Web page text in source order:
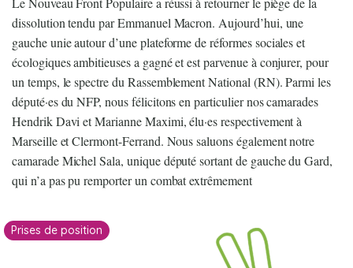
dissolution tendu par Emmanuel Macron. Aujourd’hui, une
gauche unie autour d’une plateforme de réformes sociales et
écologiques ambitieuses a gagné et est parvenue à conjurer, pour
un temps, le spectre du Rassemblement National (RN). Parmi les
député·es du NFP, nous félicitons en particulier nos camarades
Hendrik Davi et Marianne Maximi, élu·es respectivement à
Marseille et Clermont-Ferrand. Nous saluons également notre
camarade Michel Sala, unique député sortant de gauche du Gard,
qui n’a pas pu remporter un combat extrêmement
Prises de position